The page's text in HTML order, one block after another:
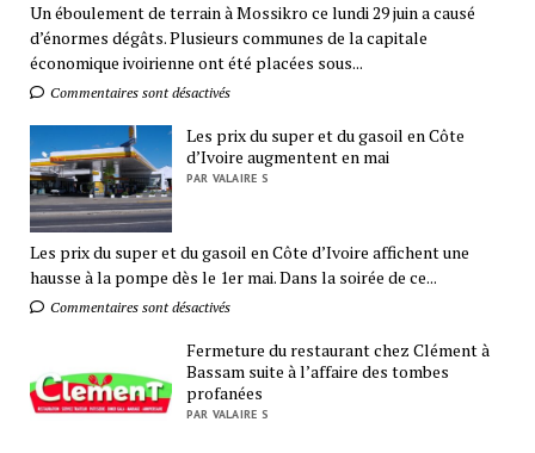
Un éboulement de terrain à Mossikro ce lundi 29 juin a causé
d’énormes dégâts. Plusieurs communes de la capitale
économique ivoirienne ont été placées sous...
Commentaires sont désactivés
Les prix du super et du gasoil en Côte
d’Ivoire augmentent en mai
PAR VALAIRE S
Les prix du super et du gasoil en Côte d’Ivoire affichent une
hausse à la pompe dès le 1er mai. Dans la soirée de ce...
Commentaires sont désactivés
Fermeture du restaurant chez Clément à
Bassam suite à l’affaire des tombes
profanées
PAR VALAIRE S